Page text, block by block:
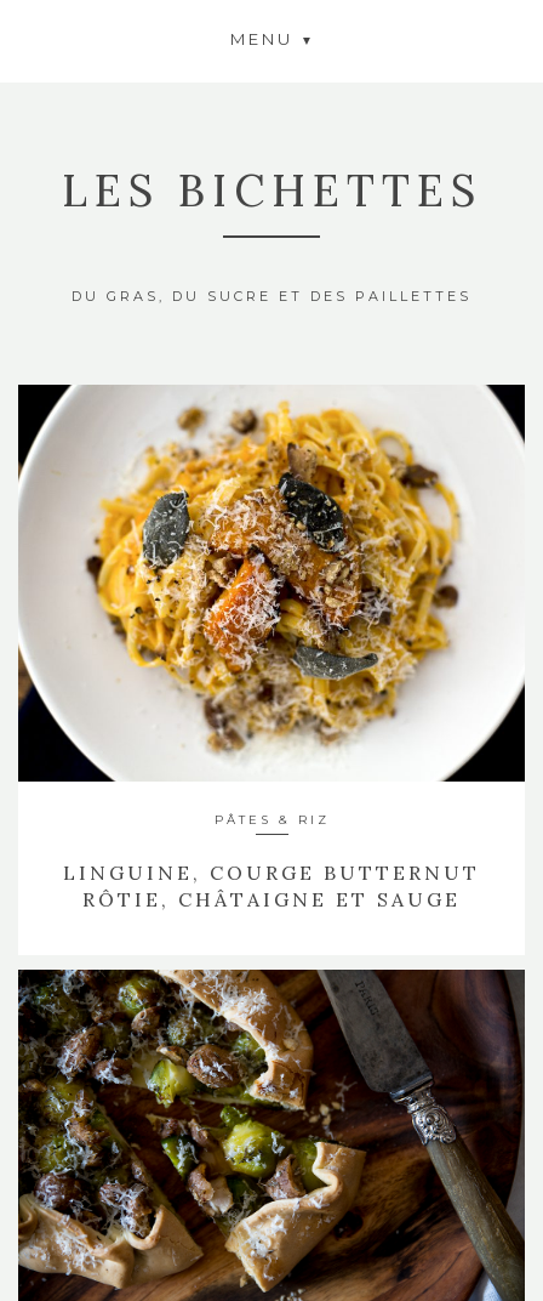
MENU
LES BICHETTES
DU GRAS, DU SUCRE ET DES PAILLETTES
PÂTES & RIZ
LINGUINE, COURGE BUTTERNUT
RÔTIE, CHÂTAIGNE ET SAUGE